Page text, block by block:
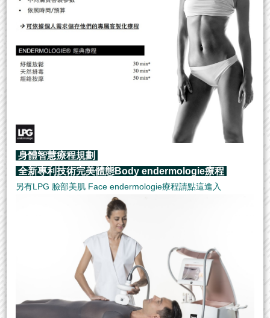
身體智慧療程規劃
全新專利技術完美體態Body endermologie療程
另有LPG 臉部美肌 Face endermologie療程請點這進入